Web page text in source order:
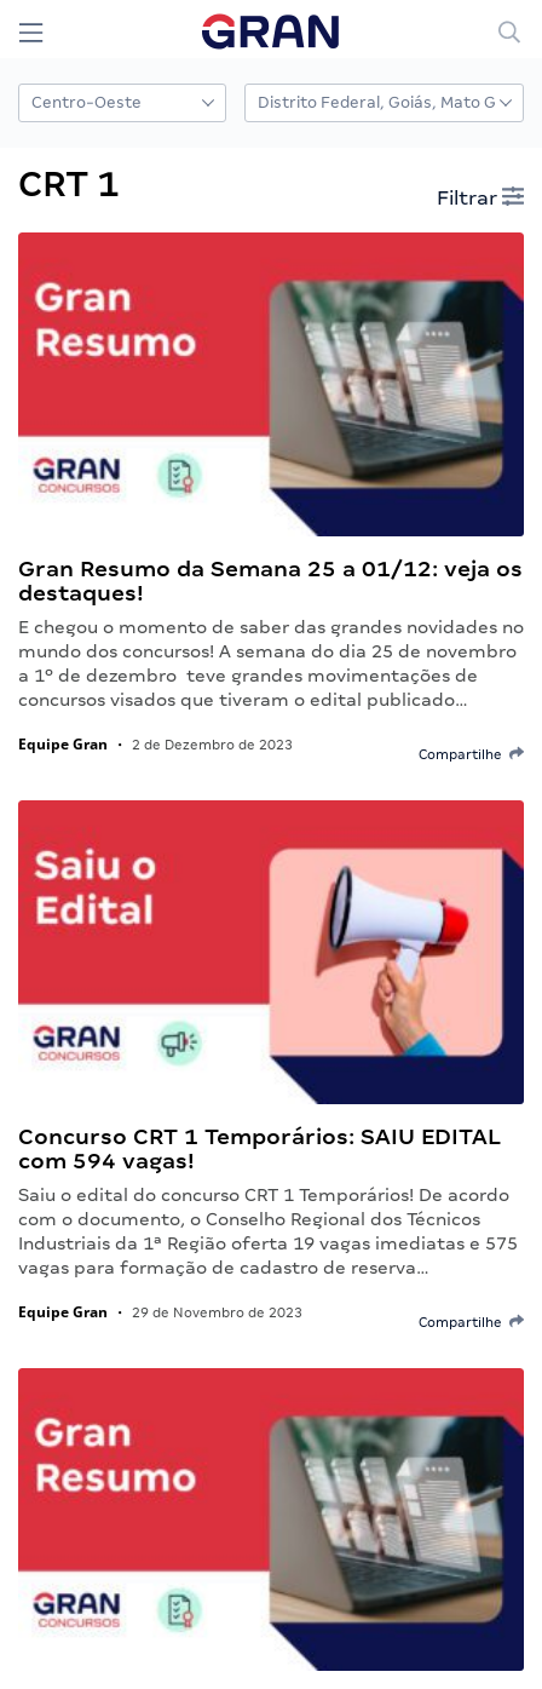
CRT 1 Filtrar
Gran Resumo da Semana 25 a 01/12: veja os
destaques!
E chegou o momento de saber das grandes novidades no
mundo dos concursos! A semana do dia 25 de novembro
a 1º de dezembro teve grandes movimentações de
concursos visados que tiveram o edital publicado…
Equipe Gran • 2 de Dezembro de 2023
Compartilhe
Concurso CRT 1 Temporários: SAIU EDITAL
com 594 vagas!
Saiu o edital do concurso CRT 1 Temporários! De acordo
com o documento, o Conselho Regional dos Técnicos
Industriais da 1ª Região oferta 19 vagas imediatas e 575
vagas para formação de cadastro de reserva…
Equipe Gran • 29 de Novembro de 2023
Compartilhe